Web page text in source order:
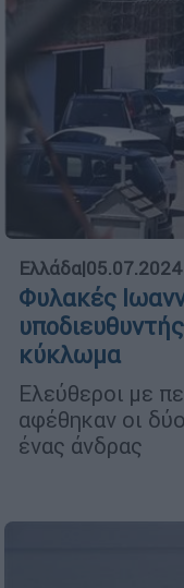
Ελλάδα|
Φυλακές
κύκλωμα
Ελεύθεροι με
αφέθηκαν οι
ένας άνδρας